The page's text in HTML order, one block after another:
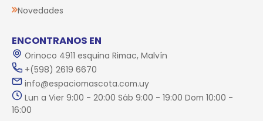
Novedades
ENCONTRANOS EN
Orinoco 4911 esquina Rimac, Malvín
+(598) 2619 6670
info@espaciomascota.com.uy
Lun a Vier 9:00 - 20:00 Sáb 9:00 - 19:00 Dom 10:00 -
16:00